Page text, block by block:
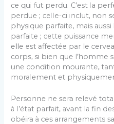
ce qui fut perdu. C’est la
perdue ; celle-ci inclut, non
physique parfaite, mais
parfaite ; cette puissance
elle est affectée par le
corps, si bien que l’homme
une condition mourante,
moralement et
Personne ne sera relevé
à l’état parfait, avant la fin
obéira à ces arrangements